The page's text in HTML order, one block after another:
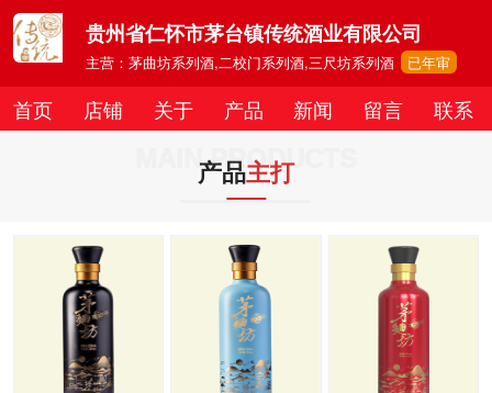
贵州省仁怀市茅台镇传统酒业有限公司
主营：茅曲坊系列酒,二校门系列酒,三尺坊系列酒 已年审
首页 店铺 关于 产品 新闻 留言 联系
MAIN PRODUCTS
产品主打